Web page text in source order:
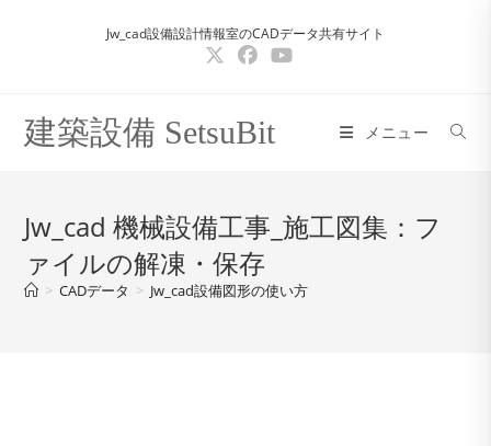
Jw_cad設備設計情報室のCADデータ共有サイト
建築設備 SetsuBit メニュー
Jw_cad 機械設備工事_施工図集：フ
ァイルの解凍・保存
> CADデータ > Jw_cad設備図形の使い方